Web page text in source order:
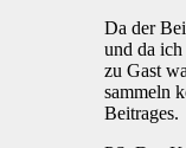
Da der
und da
zu Gast
sammeln
Beitrages.